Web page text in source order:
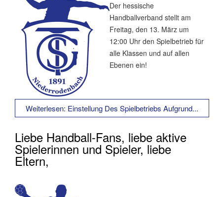
Der hessische
Handballverband stellt am
Freitag, den 13. März um
12:00 Uhr den Spielbetrieb für
alle Klassen und auf allen
Ebenen ein!
Weiterlesen: Einstellung Des Spielbetriebs Aufgrund...
Liebe Handball-Fans, liebe aktive
Spielerinnen und Spieler, liebe
Eltern,